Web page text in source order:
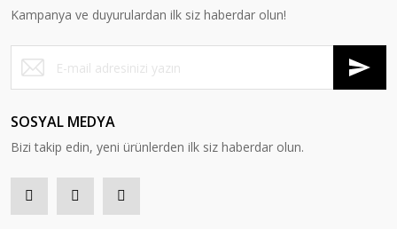
Kampanya ve duyurulardan ilk siz haberdar olun!
SOSYAL MEDYA
Bizi takip edin, yeni ürünlerden ilk siz haberdar olun.